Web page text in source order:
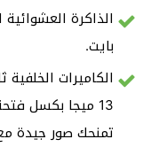
بايت.
الكاميرات
تمنحك صور جيدة